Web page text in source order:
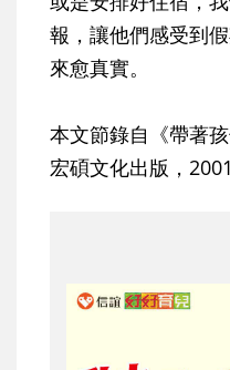
報，讓他們感受到
來愈真實。
本文節錄自《帶著
宏碩文化出版，2001